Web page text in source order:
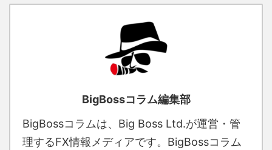
BigBossコラム編集部
BigBossコラムは、Big Boss Ltd.が運営・管
理するFX情報メディアです。BigBossコラム